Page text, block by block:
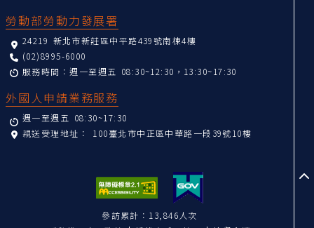
勞動部勞動力發展署
24219 新北市新莊區中平路439號南棟4樓
(02)8995-6000
服務時間：週一至週五 08:30~12:30，13:30~17:30
外國人申請業務服務
週一至週五 08:30~17:30
親送受理地址： 100臺北市中正區中華路一段39號10樓
參訪累計：13,846人次
至